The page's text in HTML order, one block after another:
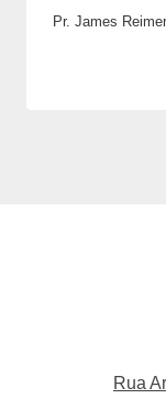
Pr. James Reimer
Rua